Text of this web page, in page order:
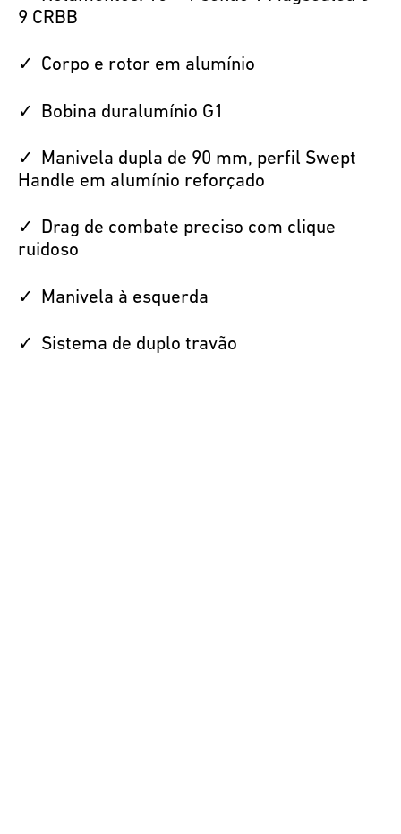
9 CRBB
Corpo e rotor em alumínio
Bobina duralumínio G1
Manivela dupla de 90 mm, perfil Swept
Handle em alumínio reforçado
Drag de combate preciso com clique
ruidoso
Manivela à esquerda
Sistema de duplo travão